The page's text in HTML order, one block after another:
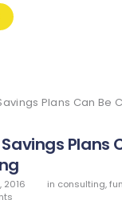
Plans
2016 in consulting,